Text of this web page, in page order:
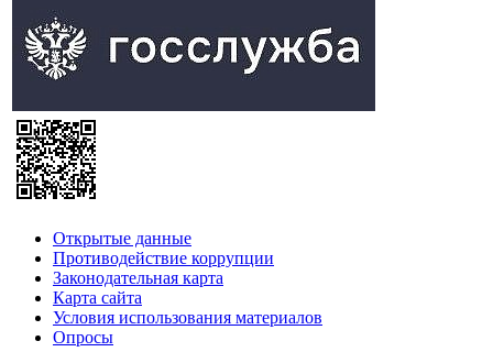
Открытые данные
Противодействие коррупции
Законодательная карта
Карта сайта
Условия использования материалов
Опросы